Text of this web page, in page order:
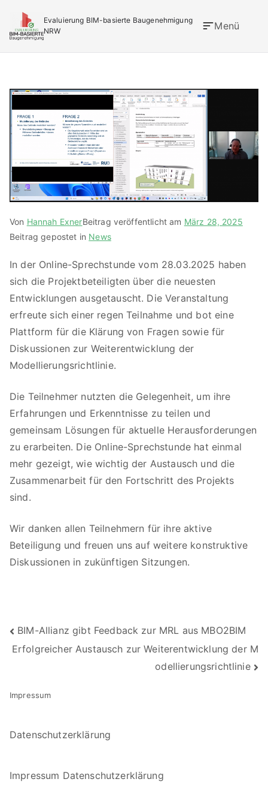
Inhalt
springen
Evaluierung BIM-basierte Baugenehmigung
NRW
Menü
Von Hannah ExnerBeitrag veröffentlicht am März 28, 2025
Beitrag gepostet in News
In der Online-Sprechstunde vom 28.03.2025 haben
sich die Projektbeteiligten über die neuesten
Entwicklungen ausgetauscht. Die Veranstaltung
erfreute sich einer regen Teilnahme und bot eine
Plattform für die Klärung von Fragen sowie für
Diskussionen zur Weiterentwicklung der
Modellierungsrichtlinie.
Die Teilnehmer nutzten die Gelegenheit, um ihre
Erfahrungen und Erkenntnisse zu teilen und
gemeinsam Lösungen für aktuelle Herausforderungen
zu erarbeiten. Die Online-Sprechstunde hat einmal
mehr gezeigt, wie wichtig der Austausch und die
Zusammenarbeit für den Fortschritt des Projekts
sind.
Wir danken allen Teilnehmern für ihre aktive
Beteiligung und freuen uns auf weitere konstruktive
Diskussionen in zukünftigen Sitzungen.
Beitragsnavigation
BIM-Allianz gibt Feedback zur MRL aus MBO2BIM
Erfolgreicher Austausch zur Weiterentwicklung der M
odellierungsrichtlinie
Impressum
Datenschutzerklärung
Impressum Datenschutzerklärung